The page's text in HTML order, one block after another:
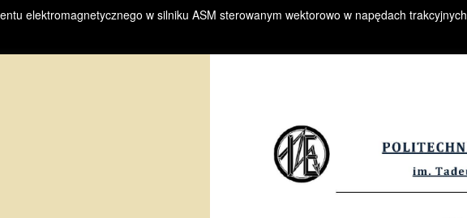
elektromagnetycznego w silniku ASM sterowanym wektorowo w napędach trakcyjnych